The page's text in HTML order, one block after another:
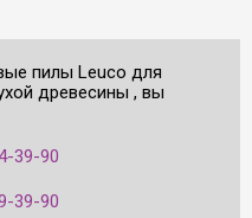
пилы Leuco для
древесины , вы
39-90
39-90